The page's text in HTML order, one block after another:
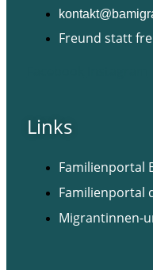
Freund statt
Links
Familienportal
Familienportal
Migrantinnen-